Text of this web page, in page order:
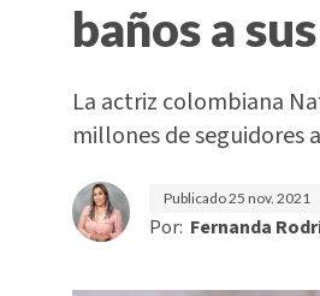
baños a
La actriz colombiana
millones de seguidores
Publicado25 nov. 2021
Por: Fernanda